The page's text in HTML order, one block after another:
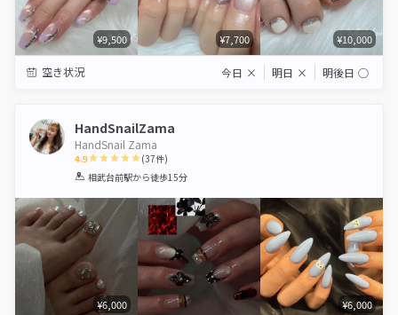
¥9,500 ¥7,700 ¥10,000
空き状況 今日 × 明日 × 明後日 ◯
HandSnailZama
HandSnail Zama
4.9
1 2 3 4 5
(37件)
相武台前駅から徒歩15分
¥6,000 ¥6,000